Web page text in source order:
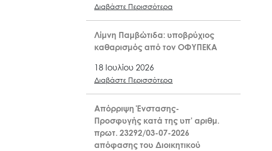
Διαβάστε Περισσότερα
Λίμνη Παμβώτιδα: υποβρύχιος
καθαρισμός από τον ΟΦΥΠΕΚΑ
18 Ιουλίου 2026
Διαβάστε Περισσότερα
Απόρριψη Ένστασης-
Προσφυγής κατά της υπ’ αριθμ.
πρωτ. 23292/03-07-2026
απόφασης του Διοικητικού